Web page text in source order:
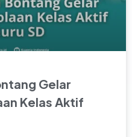
Gelar
Kelas Aktif